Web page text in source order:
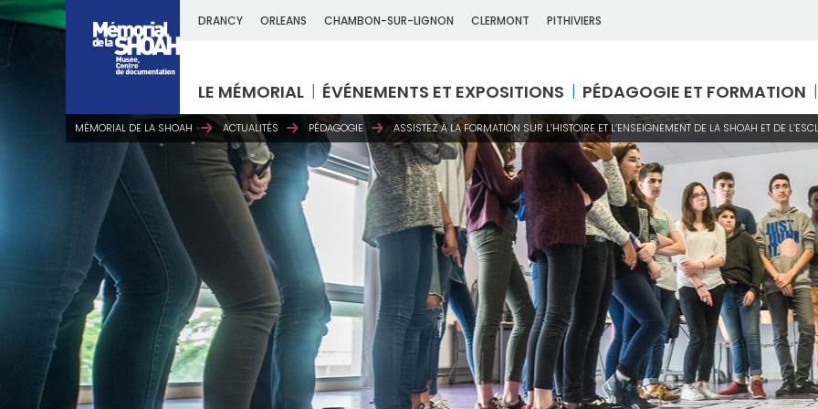
DRANCY ORLEANS CHAMBON-SUR-LIGNON CLERMONT PITHIVIERS
LE MÉMORIAL ÉVÉNEMENTS ET EXPOSITIONS PÉDAGOGIE ET FORMATION
MÉMORIAL DE LA SHOAH ACTUALITÉS PÉDAGOGIE ASSISTEZ À LA FORMATION SUR L’HISTOIRE ET L’ENSEIGNEMENT DE LA SHOAH ET DE